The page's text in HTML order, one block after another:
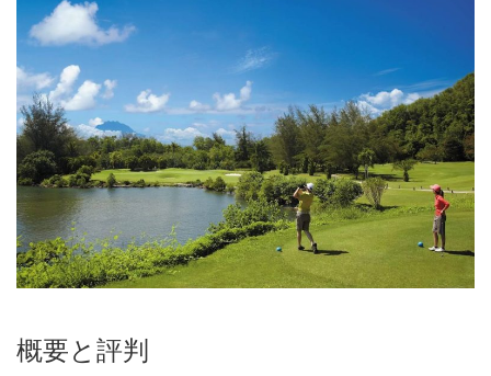
概要と評判